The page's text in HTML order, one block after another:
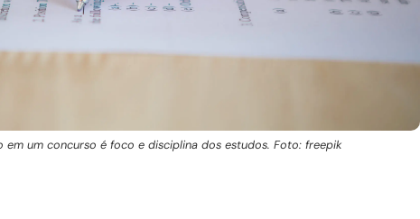
em um concurso é foco e disciplina dos estudos. Foto: freepik